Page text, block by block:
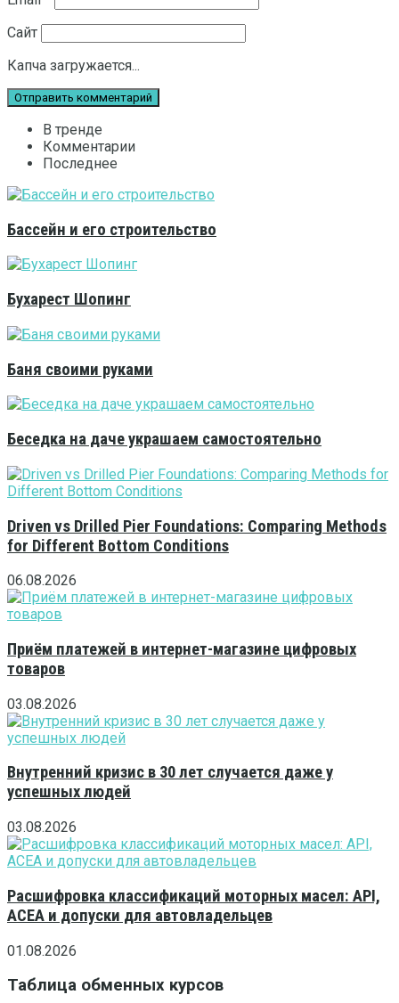
Сайт
Капча загружается...
В тренде
Комментарии
Последнее
Бассейн и его строительство
Бухарест Шопинг
Баня своими руками
Беседка на даче украшаем самостоятельно
Driven vs Drilled Pier Foundations: Comparing Methods
for Different Bottom Conditions
06.08.2026
Приём платежей в интернет-магазине цифровых
товаров
03.08.2026
Внутренний кризис в 30 лет случается даже у
успешных людей
03.08.2026
Расшифровка классификаций моторных масел: API,
ACEA и допуски для автовладельцев
01.08.2026
Таблица обменных курсов